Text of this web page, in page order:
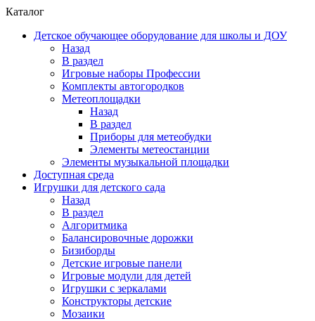
Каталог
Детское обучающее оборудование для школы и ДОУ
Назад
В раздел
Игровые наборы Профессии
Комплекты автогородков
Метеоплощадки
Назад
В раздел
Приборы для метеобудки
Элементы метеостанции
Элементы музыкальной площадки
Доступная среда
Игрушки для детского сада
Назад
В раздел
Алгоритмика
Балансировочные дорожки
Бизиборды
Детские игровые панели
Игровые модули для детей
Игрушки с зеркалами
Конструкторы детские
Мозаики